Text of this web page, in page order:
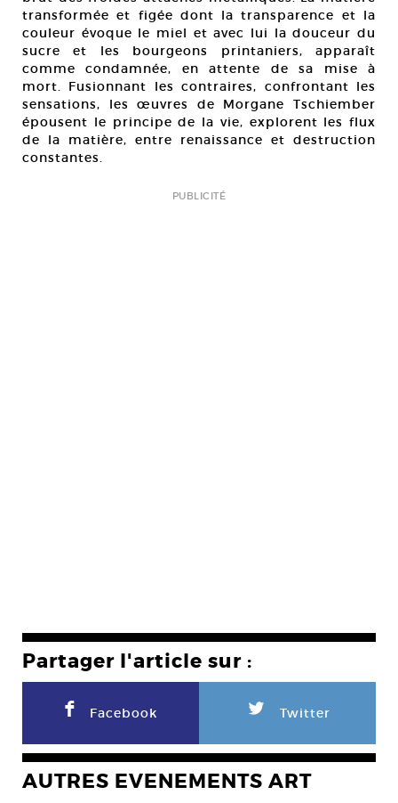
transformée et figée dont la transparence et la
couleur évoque le miel et avec lui la douceur du
sucre et les bourgeons printaniers, apparaît
comme condamnée, en attente de sa mise à
mort. Fusionnant les contraires, confrontant les
sensations, les œuvres de Morgane Tschiember
épousent le principe de la vie, explorent les flux
de la matière, entre renaissance et destruction
constantes.
PUBLICITÉ
Partager l'article sur :
F Facebook L Twitter
AUTRES EVENEMENTS ART